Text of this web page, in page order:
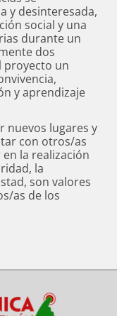
y desinteresada,
social y una
durante un
dos
proyecto un
y aprendizaje
nuevos lugares y
con otros/as
la realización
la
son valores
as de los